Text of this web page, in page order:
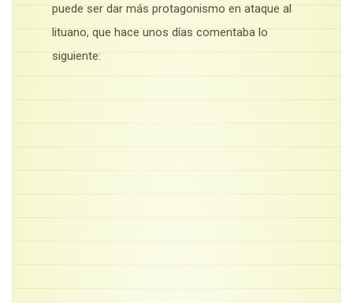
puede ser dar más protagonismo en ataque al
lituano, que hace unos días comentaba lo
siguiente: